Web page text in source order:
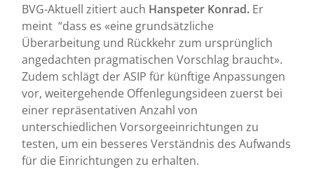
BVG-Aktuell zitiert auch Hanspeter Konrad. Er
meint “dass es «eine grundsätzliche
Überarbeitung und Rückkehr zum ursprünglich
angedachten pragmatischen Vorschlag braucht».
Zudem schlägt der ASIP für künftige Anpassungen
vor, weitergehende Offenlegungsideen zuerst bei
einer repräsentativen Anzahl von
unterschiedlichen Vorsorgeeinrichtungen zu
testen, um ein besseres Verständnis des Aufwands
für die Einrichtungen zu erhalten.